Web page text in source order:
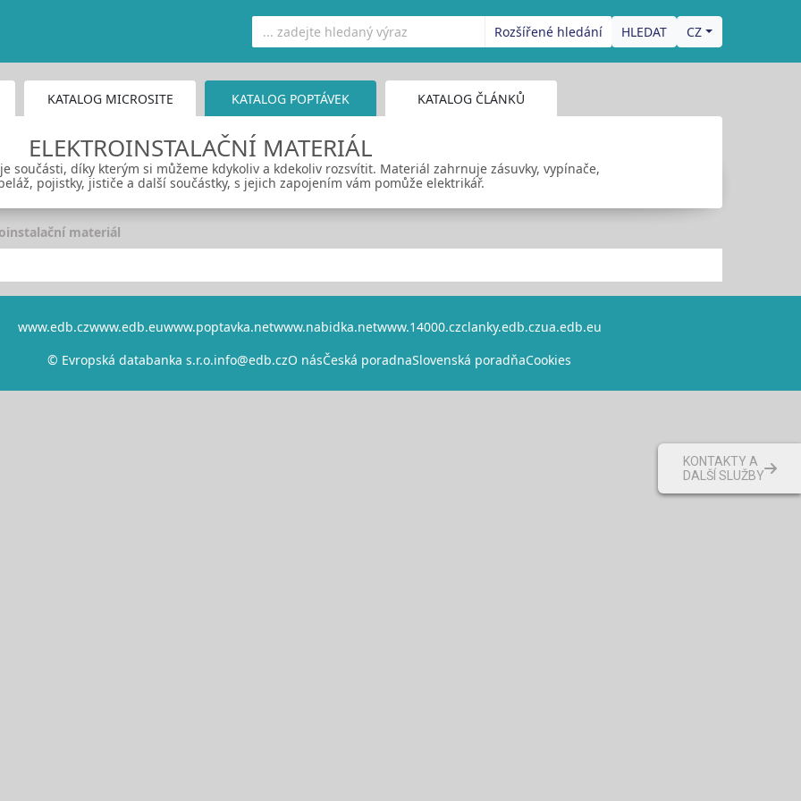
Rozšířené hledání CZ
KATALOG MICROSITE KATALOG POPTÁVEK KATALOG ČLÁNKŮ
ELEKTROINSTALAČNÍ MATERIÁL
součásti, díky kterým si můžeme kdykoliv a kdekoliv rozsvítit. Materiál zahrnuje zásuvky, vypínače,
pojistky, jističe a další součástky, s jejich zapojením vám pomůže elektrikář.
materiál
www.edb.czwww.edb.euwww.poptavka.netwww.nabidka.netwww.14000.czclanky.edb.czua.edb.eu
© Evropská databanka s.r.o.info@edb.czO násČeská poradnaSlovenská poradňaCookies
KONTAKTY A
DALŠÍ SLUŽBY